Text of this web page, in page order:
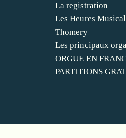
La registration
Les Heures
Thomery
Les principaux
ORGUE EN
PARTITIONS